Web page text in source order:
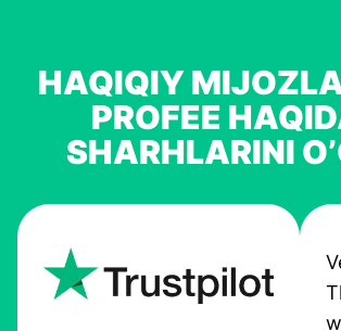
HAQIQIY
PROFEE
SHARHLARINI